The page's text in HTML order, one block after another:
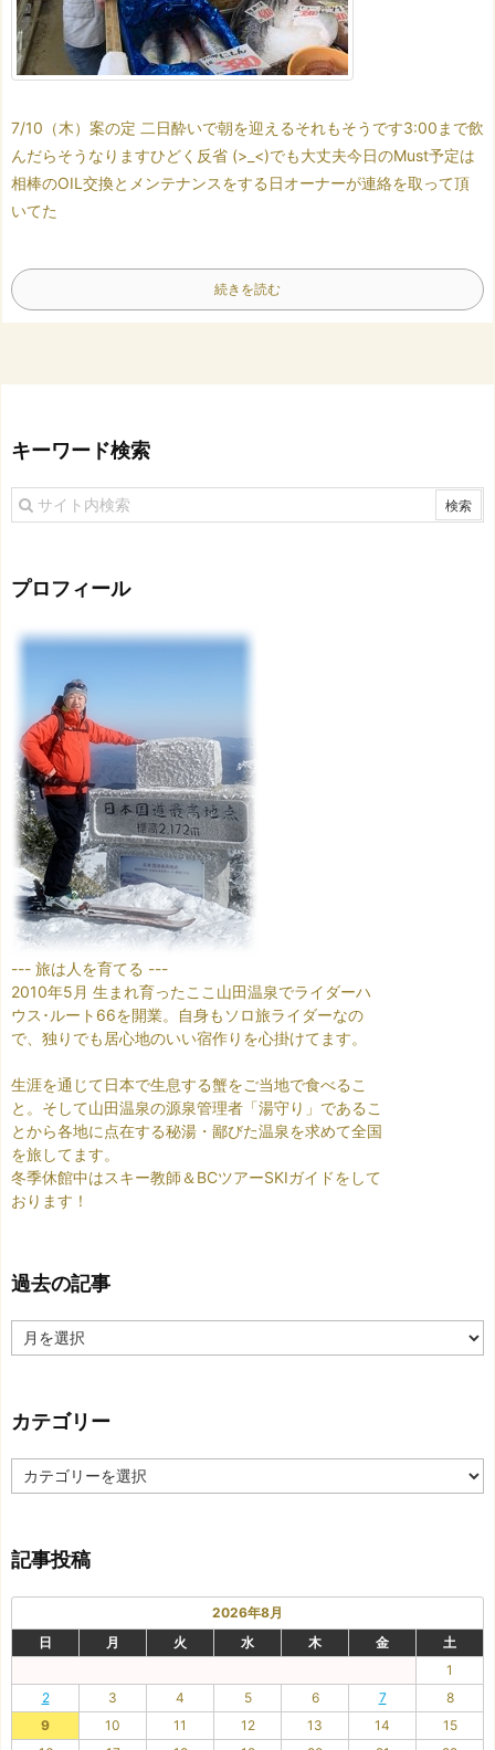
7/10（木） 案の定 二日酔いで朝を迎えるそれもそうです3:00まで飲
んだらそうなりますひどく反省 (>_<)でも大丈夫今日のMust予定は
相棒のOIL交換とメンテナンスをする日オーナーが連絡を取って頂
いてた
続きを読む
キーワード検索
プロフィール
--- 旅は人を育てる ---
2010年5月 生まれ育ったここ山田温泉でライダーハ
ウス･ルート66を開業。自身もソロ旅ライダーなの
で、独りでも居心地のいい宿作りを心掛けてます。
生涯を通じて日本で生息する蟹をご当地で食べるこ
と。そして山田温泉の源泉管理者「湯守り」であるこ
とから各地に点在する秘湯・鄙びた温泉を求めて全国
を旅してます。
冬季休館中はスキー教師＆BCツアーSKIガイドをして
おります！
過去の記事
去
事
カテゴリー
カ
テ
ー
記事投稿
2026年8月
日
月 火 水 木 金
土
1
2
3 4 5 6 7
8
9
10 11 12 13 14
15